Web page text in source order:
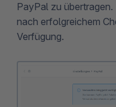
PayPal zu
nach erfolgreichem
Verfügung.